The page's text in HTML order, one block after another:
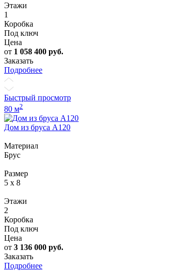
Этажи
1
Коробка
Под ключ
Цена
от 1 058 400 руб.
Заказать
Подробнее
Быстрый просмотр
80 м2
Дом из бруса А120
Материал
Брус
Размер
5 x 8
Этажи
2
Коробка
Под ключ
Цена
от 3 136 000 руб.
Заказать
Подробнее